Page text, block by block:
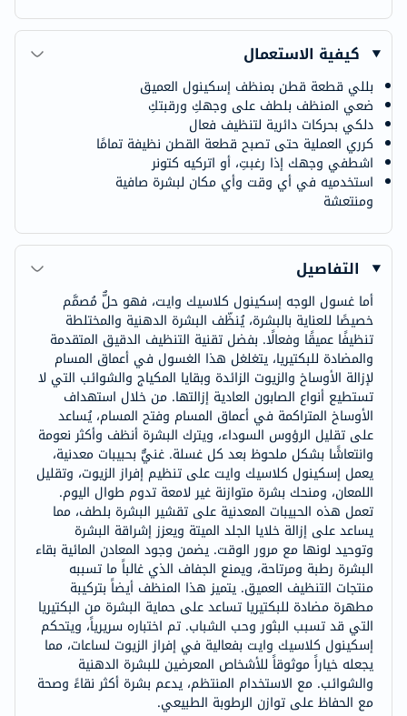
كيفية الاستعمال
بللي قطعة قطن بمنظف إسكينول العميق
ضعي المنظف بلطف على وجهكِ ورقبتكِ
دلكي بحركات دائرية لتنظيف فعال
كرري العملية حتى تصبح قطعة القطن نظيفة تمامًا
اشطفي وجهك إذا رغبتِ، أو اتركيه كتونر
استخدميه في أي وقت وأي مكان لبشرة صافية
ومنتعشة
التفاصيل
أما غسول الوجه إسكينول كلاسيك وايت، فهو حلٌّ مُصمَّم
خصيصًا للعناية بالبشرة، يُنظّف البشرة الدهنية والمختلطة
تنظيفًا عميقًا وفعالًا. بفضل تقنية التنظيف الدقيق المتقدمة
والمضادة للبكتيريا، يتغلغل هذا الغسول في أعماق المسام
لإزالة الأوساخ والزيوت الزائدة وبقايا المكياج والشوائب التي لا
تستطيع أنواع الصابون العادية إزالتها. من خلال استهداف
الأوساخ المتراكمة في أعماق المسام وفتح المسام، يُساعد
على تقليل الرؤوس السوداء، ويترك البشرة أنظف وأكثر نعومة
وانتعاشًا بشكل ملحوظ بعد كل غسلة. غنيٌّ بحبيبات معدنية،
يعمل إسكينول كلاسيك وايت على تنظيم إفراز الزيوت، وتقليل
اللمعان، ومنحك بشرة متوازنة غير لامعة تدوم طوال اليوم.
تعمل هذه الحبيبات المعدنية على تقشير البشرة بلطف، مما
يساعد على إزالة خلايا الجلد الميتة ويعزز إشراقة البشرة
وتوحيد لونها مع مرور الوقت. يضمن وجود المعادن المائية بقاء
البشرة رطبة ومرتاحة، ويمنع الجفاف الذي غالباً ما تسببه
منتجات التنظيف العميق. يتميز هذا المنظف أيضاً بتركيبة
مطهرة مضادة للبكتيريا تساعد على حماية البشرة من البكتيريا
التي قد تسبب البثور وحب الشباب. تم اختباره سريرياً، ويتحكم
إسكينول كلاسيك وايت بفعالية في إفراز الزيوت لساعات، مما
يجعله خياراً موثوقاً للأشخاص المعرضين للبشرة الدهنية
والشوائب. مع الاستخدام المنتظم، يدعم بشرة أكثر نقاءً وصحة
مع الحفاظ على توازن الرطوبة الطبيعي.